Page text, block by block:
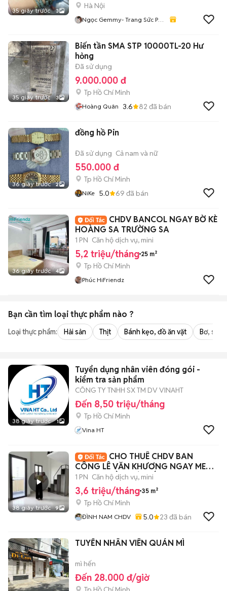
35 giây trước 3
Hà Nội
Ngọc Gemmy- Trang Sức Phỉ
35 giây trước 3
Biến tần SMA STP 10000TL-20 Hư
hỏng
Đã sử dụng
9.000.000 đ
Tp Hồ Chí Minh
Hoàng Quân 3.6 82 đã bán
36 giây trước 2
đồng hồ Pin
Đã sử dụng Cả nam và nữ
550.000 đ
Tp Hồ Chí Minh
NiKe 5.0 69 đã bán
36 giây trước 4
CHDV BANCOL NGAY BỜ KÈ
HOÀNG SA TRƯỜNG SA
1 PN Căn hộ dịch vụ, mini
5,2 triệu/tháng 25 m²
Tp Hồ Chí Minh
Phúc HiFriendz
Bạn cần tìm loại thực phẩm nào ?
Loại thực phẩm: Hải sản Thịt Bánh kẹo, đồ ăn vặt Bơ,
38 giây trước 1
Tuyển dụng nhân viên đóng gói -
kiểm tra sản phẩm
CÔNG TY TNHH SX TM DV VINAHT
Đến 8,50 triệu/tháng
Tp Hồ Chí Minh
Vina HT
38 giây trước 9
CHO THUÊ CHDV BAN
CÔNG LÊ VĂN KHƯƠNG NGAY MEGA
MARKET GẦN GÒ VẤP
1 PN Căn hộ dịch vụ, mini
3,6 triệu/tháng 35 m²
Tp Hồ Chí Minh
ĐÌNH NAM CHDV 5.0 23 đã bán
TUYỂN NHÂN VIÊN QUÁN MÌ
mì hến
Đến 28.000 đ/giờ